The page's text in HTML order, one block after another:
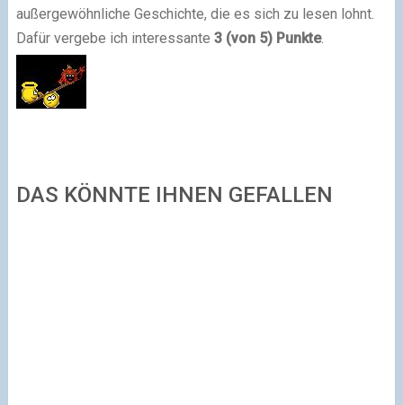
außergewöhnliche Geschichte, die es sich zu lesen lohnt.
Dafür vergebe ich interessante 3 (von 5)Punkte.
DAS KÖNNTE IHNEN GEFALLEN